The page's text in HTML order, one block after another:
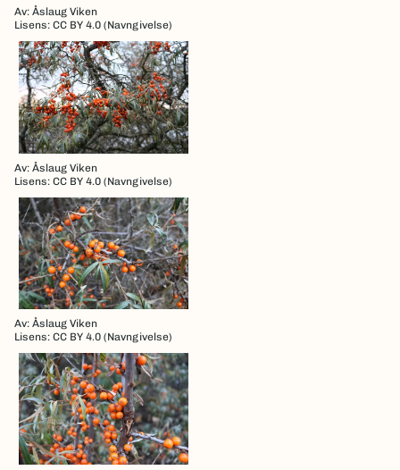
Av: Åslaug Viken
Lisens: CC BY 4.0 (Navngivelse)
Av: Åslaug Viken
Lisens: CC BY 4.0 (Navngivelse)
Av: Åslaug Viken
Lisens: CC BY 4.0 (Navngivelse)